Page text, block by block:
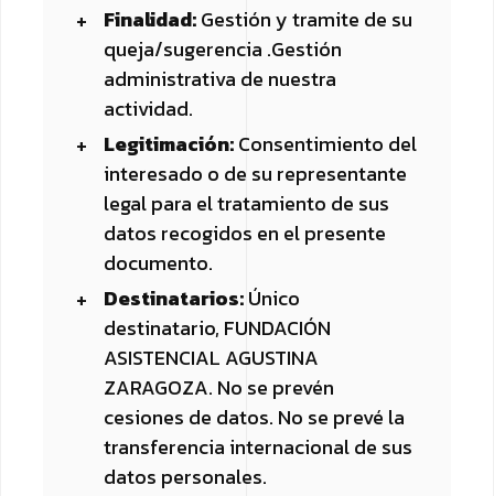
Finalidad:Gestión y tramite de su
queja/sugerencia .Gestión
administrativa de nuestra
actividad.
Legitimación:Consentimiento del
interesado o de su representante
legal para el tratamiento de sus
datos recogidos en el presente
documento.
Destinatarios:Único
destinatario, FUNDACIÓN
ASISTENCIAL AGUSTINA
ZARAGOZA. No se prevén
cesiones de datos. No se prevé la
transferencia internacional de sus
datos personales.